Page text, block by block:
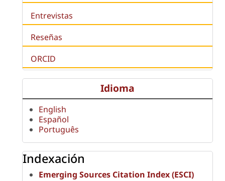
Entrevistas
Reseñas
ORCID
Idioma
English
Español
Português
Indexación
Emerging Sources Citation Index (ESCI)